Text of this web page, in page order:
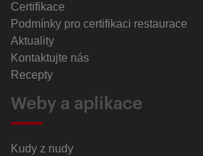
Certifikace
Podmínky pro certifikaci restaurace
Aktuality
Kontaktujte nás
Recepty
Weby a aplikace
Kudy z nudy